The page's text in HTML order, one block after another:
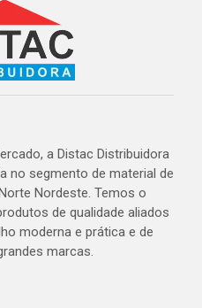
a Distac Distribuidora
no segmento de material de
Nordeste. Temos o
de qualidade aliados
moderna e prática e de
marcas.